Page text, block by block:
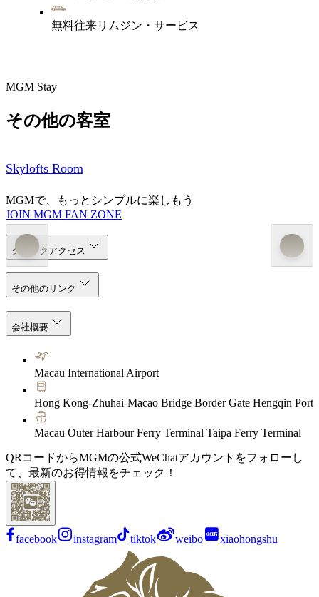
無料往来リムジン・サービス
MGM Stay
その他の客室
Skylofts Room
MGMで、もっとシンプルに楽しもう
JOIN MGM FAN ZONE
クイックアクセス
その他のリンク
会社概要
Macau International Airport
Hong Kong-Zhuhai-Macao Bridge Border Gate Hengqin Port
Macau Outer Harbour Ferry Terminal Taipa Ferry Terminal
QRコードからMGMの公式WeChatアカウントをフォローし
て、最新のお得情報をチェック！
facebook instagram tiktok weibo xiaohongshu